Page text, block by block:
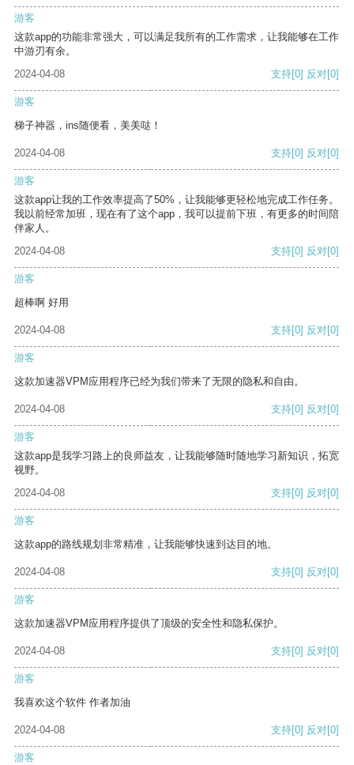
游客
这款app的功能非常强大，可以满足我所有的工作需求，让我能够在工作
中游刃有余。
2024-04-08
支持[0] 反对[0]
游客
梯子神器，ins随便看，美美哒！
2024-04-08 支持[0] 反对[0]
游客
这款app让我的工作效率提高了50%，让我能够更轻松地完成工作任务。
我以前经常加班，现在有了这个app，我可以提前下班，有更多的时间陪
伴家人。
2024-04-08
支持[0] 反对[0]
游客
超棒啊 好用
2024-04-08 支持[0] 反对[0]
游客
这款加速器VPM应用程序已经为我们带来了无限的隐私和自由。
2024-04-08 支持[0] 反对[0]
游客
这款app是我学习路上的良师益友，让我能够随时随地学习新知识，拓宽
视野。
2024-04-08
支持[0] 反对[0]
游客
这款app的路线规划非常精准，让我能够快速到达目的地。
2024-04-08 支持[0] 反对[0]
游客
这款加速器VPM应用程序提供了顶级的安全性和隐私保护。
2024-04-08 支持[0] 反对[0]
游客
我喜欢这个软件 作者加油
2024-04-08 支持[0] 反对[0]
游客